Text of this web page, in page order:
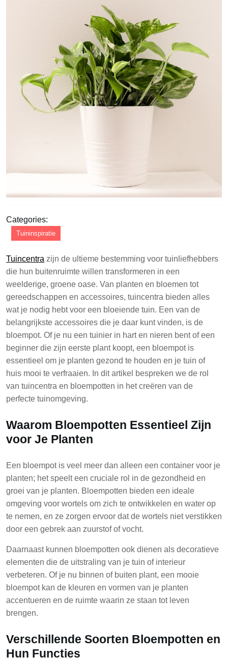
Categories:
Tuininspiratie
Tuincentra zijn de ultieme bestemming voor tuinliefhebbers
die hun buitenruimte willen transformeren in een
weelderige, groene oase. Van planten en bloemen tot
gereedschappen en accessoires, tuincentra bieden alles
wat je nodig hebt voor een bloeiende tuin. Een van de
belangrijkste accessoires die je daar kunt vinden, is de
bloempot. Of je nu een tuinier in hart en nieren bent of een
beginner die zijn eerste plant koopt, een bloempot is
essentieel om je planten gezond te houden en je tuin of
huis mooi te verfraaien. In dit artikel bespreken we de rol
van tuincentra en bloempotten in het creëren van de
perfecte tuinomgeving.
Waarom Bloempotten Essentieel Zijn
voor Je Planten
Een bloempot is veel meer dan alleen een container voor je
planten; het speelt een cruciale rol in de gezondheid en
groei van je planten. Bloempotten bieden een ideale
omgeving voor wortels om zich te ontwikkelen en water op
te nemen, en ze zorgen ervoor dat de wortels niet verstikken
door een gebrek aan zuurstof of vocht.
Daarnaast kunnen bloempotten ook dienen als decoratieve
elementen die de uitstraling van je tuin of interieur
verbeteren. Of je nu binnen of buiten plant, een mooie
bloempot kan de kleuren en vormen van je planten
accentueren en de ruimte waarin ze staan tot leven
brengen.
Verschillende Soorten Bloempotten en
Hun Functies